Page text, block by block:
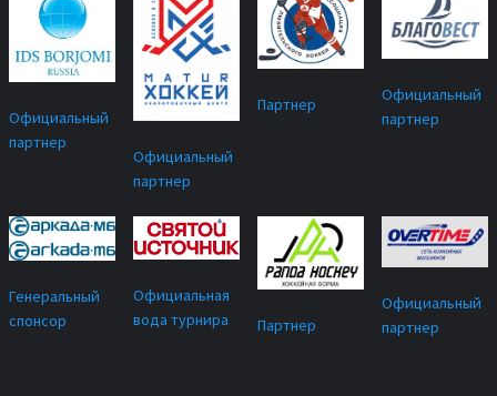
Официальный
партнер
Официальный
партнер
Партнер
Официальный
партнер
Генеральный
спонсор
Официальная
вода турнира
Партнер
Официальный
партнер